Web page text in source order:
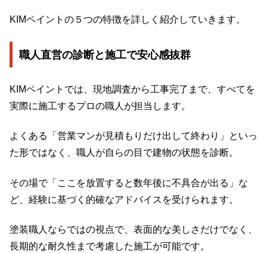
KIMペイントの５つの特徴を詳しく紹介していきます。
職人直営の診断と施工で安心感抜群
KIMペイントでは、現地調査から工事完了まで、すべてを
実際に施工するプロの職人が担当します。
よくある「営業マンが見積もりだけ出して終わり」といっ
た形ではなく、職人が自らの目で建物の状態を診断。
その場で「ここを放置すると数年後に不具合が出る」な
ど、経験に基づく的確なアドバイスを受けられます。
塗装職人ならではの視点で、表面的な美しさだけでなく、
長期的な耐久性まで考慮した施工が可能です。